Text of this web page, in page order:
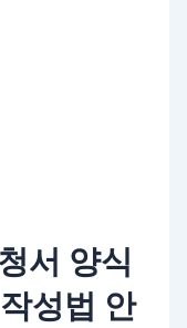
서 양식
성법 안